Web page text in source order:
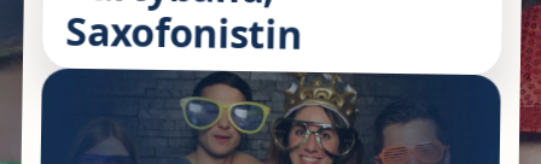
Saxofonistin